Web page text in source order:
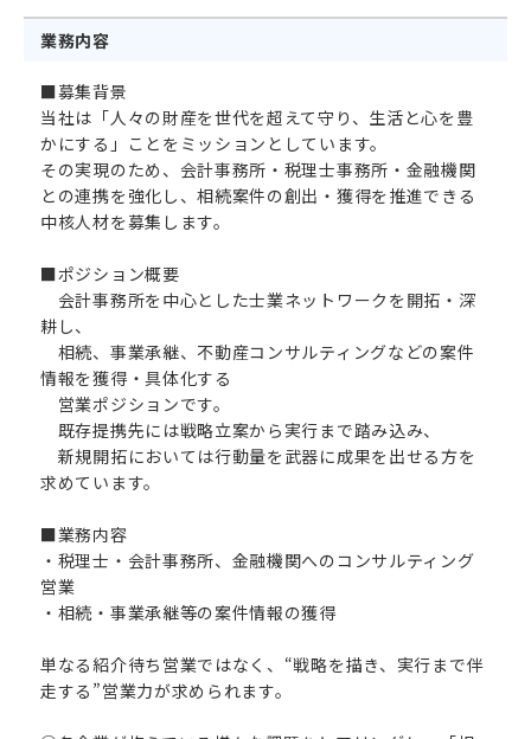
イベント
業務内容
■募集背景
当社は「人々の財産を世代を超えて守り、生活と心を豊
かにする」ことをミッションとしています。
その実現のため、会計事務所・税理士事務所・金融機関
との連携を強化し、相続案件の創出・獲得を推進できる
中核人材を募集します。
■ポジション概要
会計事務所を中心とした士業ネットワークを開拓・深
耕し、
相続、事業承継、不動産コンサルティングなどの案件
情報を獲得・具体化する
営業ポジションです。
既存提携先には戦略立案から実行まで踏み込み、
新規開拓においては行動量を武器に成果を出せる方を
求めています。
■業務内容
・税理士・会計事務所、金融機関へのコンサルティング
営業
・相続・事業承継等の案件情報の獲得
単なる紹介待ち営業ではなく、“戦略を描き、実行まで伴
走する”営業力が求められます。